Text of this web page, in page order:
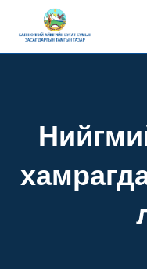
content